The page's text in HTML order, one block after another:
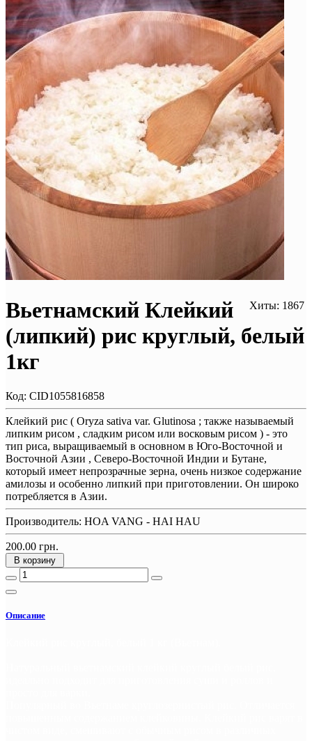
Хиты: 1867
Вьетнамский Клейкий
(липкий) рис круглый, белый
1кг
Код: CID1055816858
Клейкий рис ( Oryza sativa var. Glutinosa ; также называемый
липким рисом , сладким рисом или восковым рисом ) - это
тип риса, выращиваемый в основном в Юго-Восточной и
Восточной Азии , Северо-Восточной Индии и Бутане,
который имеет непрозрачные зерна, очень низкое содержание
амилозы и особенно липкий при приготовлении. Он широко
потребляется в Азии.
Производитель: HOA VANG - HAI HAU
200.00 грн.
В корзину
Описание